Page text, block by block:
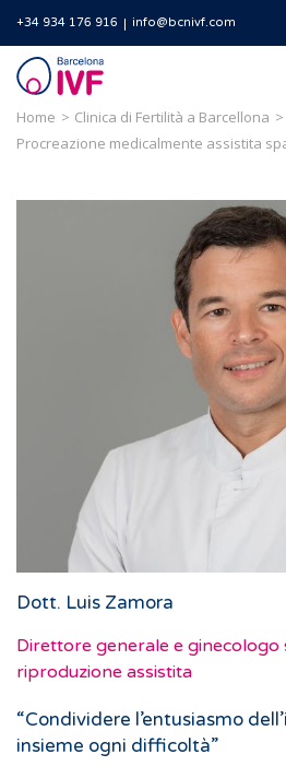
+34 934 176 916 info@bcnivf.com
Barcelona
IVF
Home
Clinica di Fertilità a Barcellona
Procreazione medicalmente assistita
Dott. Luis Zamora
Direttore generale e ginecologo
riproduzione assistita
“Condividere l’entusiasmo
insieme ogni difficoltà”